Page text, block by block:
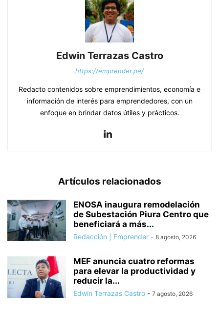
Edwin Terrazas Castro
https://emprender.pe/
Redacto contenidos sobre emprendimientos, economía e
información de interés para emprendedores, con un
enfoque en brindar datos útiles y prácticos.
Artículos relacionados
ENOSA inaugura remodelación
de Subestación Piura Centro que
beneficiará a más...
Redacción | Emprender - 8 agosto, 2026
MEF anuncia cuatro reformas
para elevar la productividad y
reducir la...
Edwin Terrazas Castro - 7 agosto, 2026